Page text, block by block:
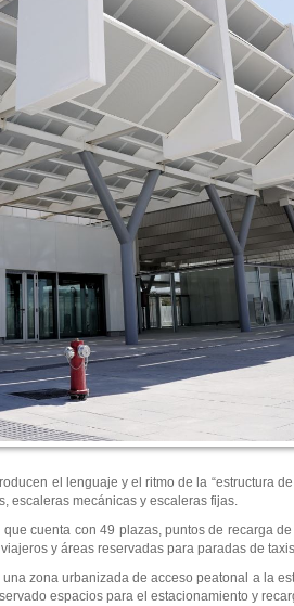
el lenguaje y el ritmo de la “estructura
escaleras mecánicas y escaleras fijas.
cuenta con 49 plazas, puntos de recarga
y áreas reservadas para paradas de
zona urbanizada de acceso peatonal a la
espacios para el estacionamiento y